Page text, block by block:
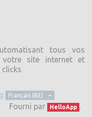
tous vos
votre site internet et
clicks
Français (BE)
Fourni par HelloApp .